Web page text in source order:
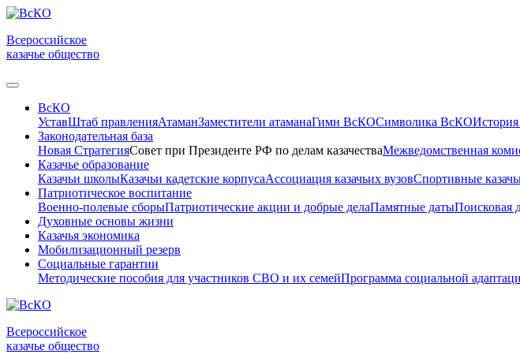
Всероссийское
казачье общество
ВсКО
УставШтаб правленияАтаманЗаместители атаманаГимн ВсКОСимволика ВсКО
Законодательная база
Новая СтратегияСовет при Президенте РФ по делам казачестваМежведомственная
Казачье образование
Казачьи школыКазачьи кадетские корпусаАссоциация казачьих вузовСпортивные
Патриотическое воспитание
Военно-полевые сборыПатриотические акции и добрые делаПамятные датыПоисковая
Духовные основы жизни
Казачья экономика
Мобилизационный резерв
Социальные гарантии
Методические пособия для участников СВО и их семейПрограмма социальной
Всероссийское
казачье общество